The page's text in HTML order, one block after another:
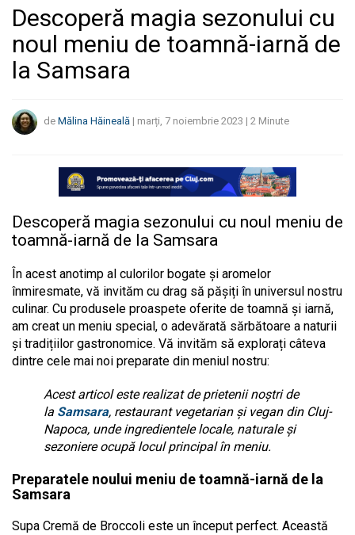
Descoperă magia sezonului cu
noul meniu de toamnă-iarnă de
la Samsara
de Mălina Hăineală | marți, 7 noiembrie 2023 | 2 Minute
Descoperă magia sezonului cu noul meniu de
toamnă-iarnă de la Samsara
În acest anotimp al culorilor bogate și aromelor
înmiresmate, vă invităm cu drag să pășiți în universul nostru
culinar. Cu produsele proaspete oferite de toamnă și iarnă,
am creat un meniu special, o adevărată sărbătoare a naturii
și tradițiilor gastronomice. Vă invităm să explorați câteva
dintre cele mai noi preparate din meniul nostru:
Acest articol este realizat de prietenii noștri de
la Samsara, restaurant vegetarian și vegan din Cluj-
Napoca, unde ingredientele locale, naturale și
sezoniere ocupă locul principal în meniu.
Preparatele noului meniu de toamnă-iarnă de la
Samsara
Supa Cremă de Broccoli este un început perfect. Această